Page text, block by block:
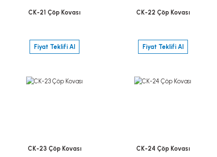
CK-21 Çöp Kovası
Fiyat Teklifi Al
CK-22 Çöp Kovası
Fiyat Teklifi Al
CK-23 Çöp Kovası CK-24 Çöp Kovası